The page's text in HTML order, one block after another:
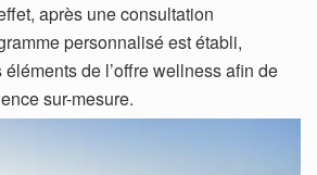
après une consultation
personnalisé est établi,
de l’offre wellness afin de
sur-mesure.